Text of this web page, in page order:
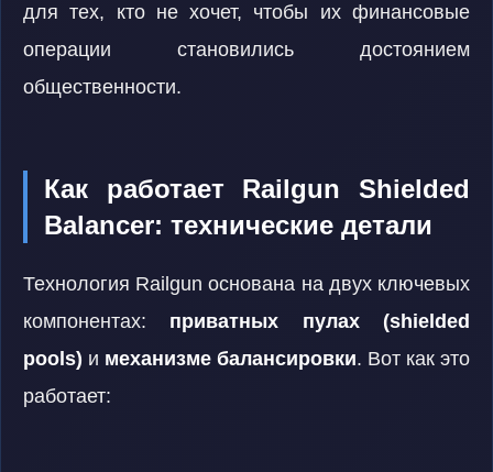
для тех, кто не хочет, чтобы их финансовые
операции становились достоянием
общественности.
Как работает Railgun Shielded
Balancer: технические детали
Технология Railgun основана на двух ключевых
компонентах: приватных пулах (shielded
pools) и механизме балансировки. Вот как это
работает: